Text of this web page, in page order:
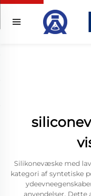
Silikonevæske med
kategori af syntetiske
anvendelser. Dette